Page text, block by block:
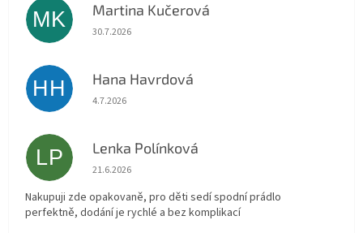
MK Martina Kučerová
Hodnocení obchodu je 5 z 5 hvězdiček.
30.7.2026
HH Hana Havrdová
Hodnocení obchodu je 5 z 5 hvězdiček.
4.7.2026
LP Lenka Polínková
Hodnocení obchodu je 5 z 5 hvězdiček.
21.6.2026
Nakupuji zde opakovaně, pro děti sedí spodní prádlo
perfektně, dodání je rychlé a bez komplikací